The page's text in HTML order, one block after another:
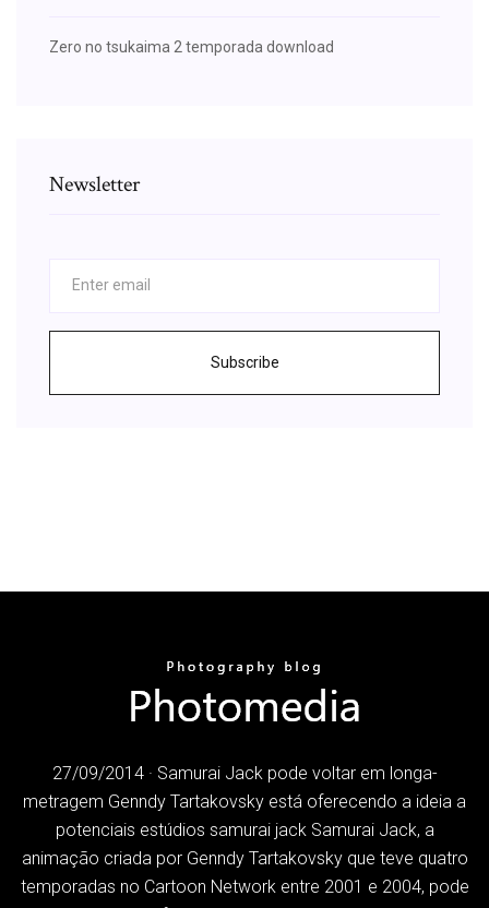
Zero no tsukaima 2 temporada download
Newsletter
Subscribe
27/09/2014 · Samurai Jack pode voltar em longa-
metragem Genndy Tartakovsky está oferecendo a ideia a
potenciais estúdios samurai jack Samurai Jack, a
animação criada por Genndy Tartakovsky que teve quatro
temporadas no Cartoon Network entre 2001 e 2004, pode